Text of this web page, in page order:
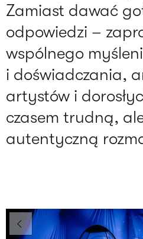
Zamiast dawać
odpowiedzi –
wspólnego
i doświadczania,
artystów i
czasem trudną,
autentyczną